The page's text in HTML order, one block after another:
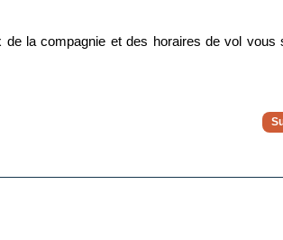
la compagnie et des horaires de vol vous
il ne saurait être tenu pour
soumis à modification par la suite.